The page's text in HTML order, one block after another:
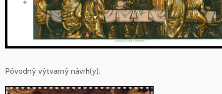
Pôvodný výtvarný návrh(y):